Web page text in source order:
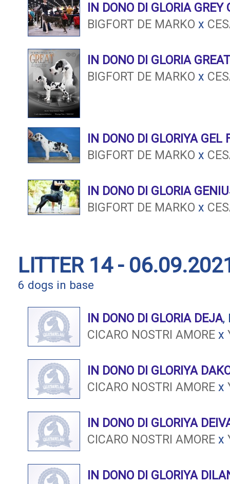
IN DONO DI GLORIA GREY
BIGFORT DE MARKO x
IN DONO DI GLORIA GREAT
BIGFORT DE MARKO x
IN DONO DI GLORIYA GEL
BIGFORT DE MARKO x
IN DONO DI GLORIA
BIGFORT DE MARKO x
LITTER 14 -
6 dogs in base
IN DONO DI GLORIA DEJA,
CICARO NOSTRI AMORE x
IN DONO DI GLORIYA
CICARO NOSTRI AMORE x
IN DONO DI GLORIYA
CICARO NOSTRI AMORE x
IN DONO DI GLORIYA